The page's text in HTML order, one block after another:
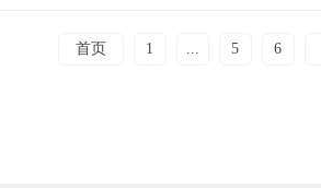
首页 1 ... 5 6